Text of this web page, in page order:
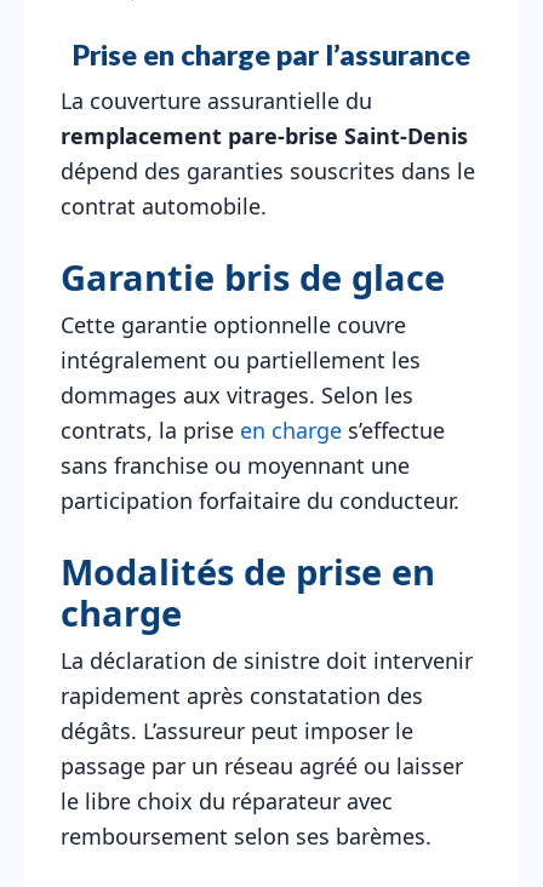
Prise en charge par l’assurance
La couverture assurantielle du
remplacement pare-brise Saint-Denis
dépend des garanties souscrites dans le
contrat automobile.
Garantie bris de glace
Cette garantie optionnelle couvre
intégralement ou partiellement les
dommages aux vitrages. Selon les
contrats, la prise en charge s’effectue
sans franchise ou moyennant une
participation forfaitaire du conducteur.
Modalités de prise en
charge
La déclaration de sinistre doit intervenir
rapidement après constatation des
dégâts. L’assureur peut imposer le
passage par un réseau agréé ou laisser
le libre choix du réparateur avec
remboursement selon ses barèmes.